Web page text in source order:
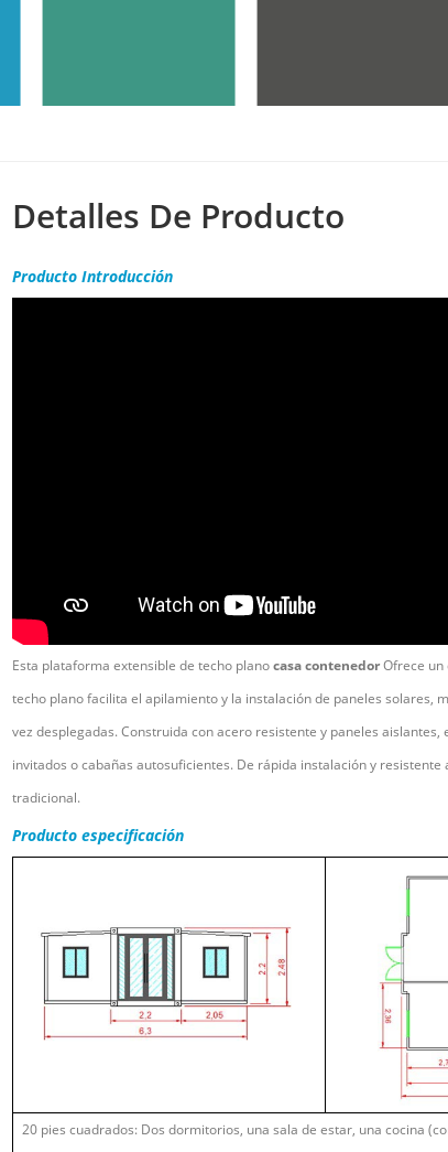
Detalles De Producto
Producto Introducción
Esta plataforma extensible de techo planocasa contenedorOfrece un
techo plano facilita el apilamiento y la instalación de paneles solares,
vez desplegadas. Construida con acero resistente y paneles
invitados o cabañas autosuficientes. De rápida instalación y
tradicional.
Producto especificación
20 pies cuadrados: Dos dormitorios, una sala de estar, una cocina